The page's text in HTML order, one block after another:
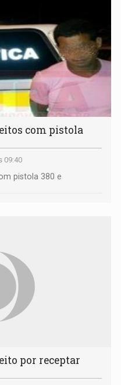
com pistola
09:40
pistola 380 e
por receptar